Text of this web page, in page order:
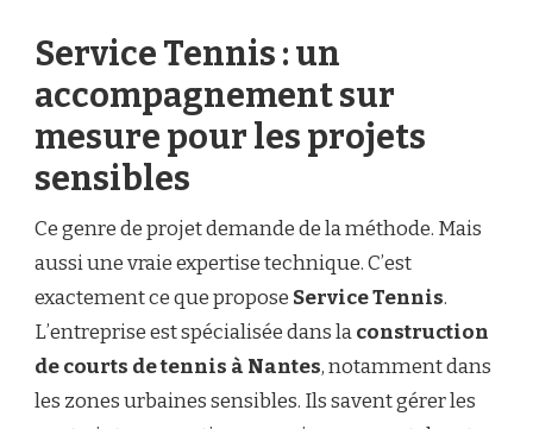
Service Tennis : un
accompagnement sur
mesure pour les projets
sensibles
Ce genre de projet demande de la méthode. Mais
aussi une vraie expertise technique. C’est
exactement ce que propose Service Tennis.
L’entreprise est spécialisée dans laconstruction
de courts de tennis à Nantes, notamment dans
les zones urbaines sensibles. Ils savent gérer les